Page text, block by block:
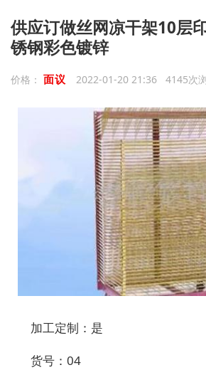
供应订做丝网凉干架10层
锈钢彩色镀锌
价格： 面议 2022-01-20 21:36 4145次
加工定制：是
货号： 04